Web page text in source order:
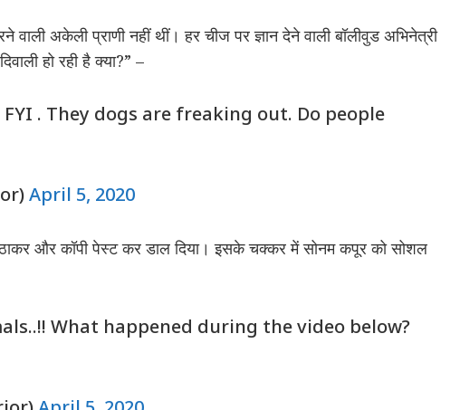
वाली अकेली प्राणी नहीं थीं। हर चीज पर ज्ञान देने वाली बॉलीवुड अभिनेत्री
हो रही है क्या?” –
. They dogs are freaking out. Do people
April 5, 2020
और कॉपी पेस्ट कर डाल दिया। इसके चक्कर में सोनम कपूर को सोशल
What happened during the video below?